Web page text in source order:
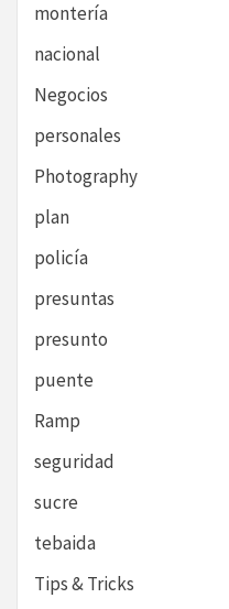
montería
nacional
Negocios
personales
Photography
plan
policía
presuntas
presunto
puente
Ramp
seguridad
sucre
tebaida
Tips & Tricks